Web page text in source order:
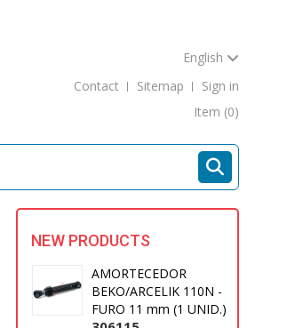
English
Sign in
Contact
Sitemap
Item (0)
NEW PRODUCTS
AMORTECEDOR
BEKO/ARCELIK 110N -
FURO 11 mm (1 UNID.)